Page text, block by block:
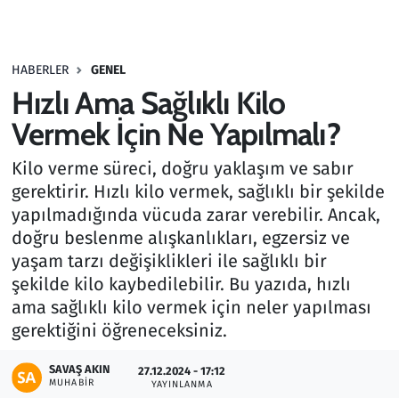
HABERLER GENEL
Hızlı Ama Sağlıklı Kilo
Vermek İçin Ne Yapılmalı?
Kilo verme süreci, doğru yaklaşım ve sabır
gerektirir. Hızlı kilo vermek, sağlıklı bir şekilde
yapılmadığında vücuda zarar verebilir. Ancak,
doğru beslenme alışkanlıkları, egzersiz ve
yaşam tarzı değişiklikleri ile sağlıklı bir
şekilde kilo kaybedilebilir. Bu yazıda, hızlı
ama sağlıklı kilo vermek için neler yapılması
gerektiğini öğreneceksiniz.
SAVAŞ AKIN
MUHABIR
27.12.2024 - 17:12
YAYINLANMA
Haber
Kültür Sanat
Kurumsal Haberler
Lezzet Durağı
Memur ve Kamu
Otomobil